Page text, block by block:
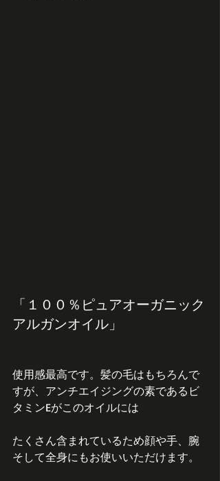
「１００％ピュアオーガニック
アルガンオイル」
使用感最高です。髪の毛はもちろんで
すが、アンチエイジングの素であるビ
タミンEがこのオイルには
たくさん含まれているため顔や手、腕
そして全身にもお使いいただけます。